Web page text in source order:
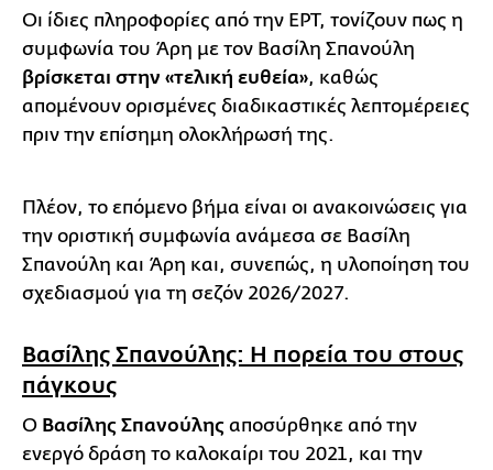
Οι ίδιες πληροφορίες από την ΕΡΤ, τονίζουν πως η
συμφωνία του Άρη με τον Βασίλη Σπανούλη
βρίσκεται στην «τελική ευθεία», καθώς
απομένουν ορισμένες διαδικαστικές λεπτομέρειες
πριν την επίσημη ολοκλήρωσή της.
Πλέον, το επόμενο βήμα είναι οι ανακοινώσεις για
την οριστική συμφωνία ανάμεσα σε Βασίλη
Σπανούλη και Άρη και, συνεπώς, η υλοποίηση του
σχεδιασμού για τη σεζόν 2026/2027.
Βασίλης Σπανούλης: Η πορεία του στους
πάγκους
Ο Βασίλης Σπανούλης αποσύρθηκε από την
ενεργό δράση το καλοκαίρι του 2021, και την